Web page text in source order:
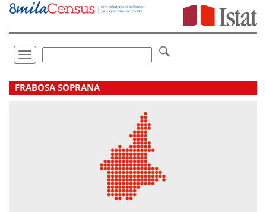
Vai
direttamente
Toggle
navigation
.
FRABOSA SOPRANA